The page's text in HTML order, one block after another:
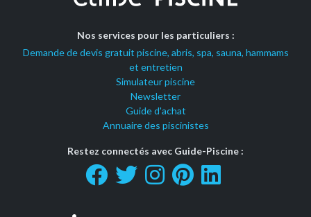
Nos services pour les particuliers :
Demande de devis gratuit piscine, abris, spa, sauna, hammams
et entretien
Simulateur piscine
Newsletter
Guide d'achat
Annuaire des piscinistes
Restez connectés avec Guide-Piscine :